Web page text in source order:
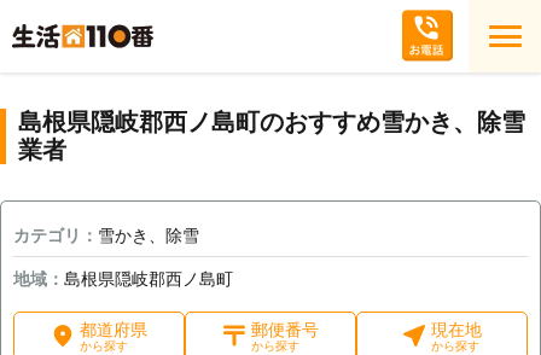
島根県隠岐郡西ノ島町のおすすめ雪かき、除雪
業者
カテゴリ： 雪かき、除雪
地域： 島根県隠岐郡西ノ島町
都道府県
から探す
郵便番号
から探す
現在地
から探す